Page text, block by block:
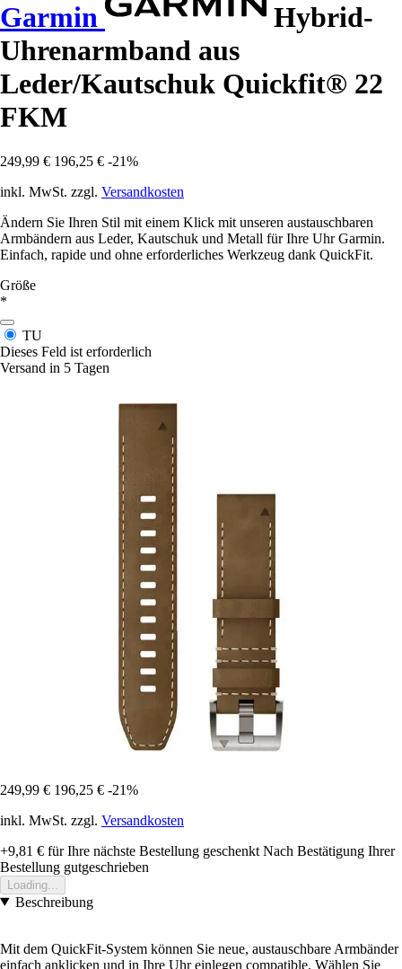
Garmin
Hybrid-
Uhrenarmband aus
Leder/Kautschuk Quickfit® 22
FKM
249,99 € 196,25 € -21%
inkl. MwSt. zzgl. Versandkosten
Ändern Sie Ihren Stil mit einem Klick mit unseren austauschbaren
Armbändern aus Leder, Kautschuk und Metall für Ihre Uhr Garmin.
Einfach, rapide und ohne erforderliches Werkzeug dank QuickFit.
Größe
*
TU
Dieses Feld ist erforderlich
Versand in 5 Tagen
249,99 € 196,25 € -21%
inkl. MwSt. zzgl. Versandkosten
+9,81 € für Ihre nächste Bestellung geschenkt Nach Bestätigung Ihrer
Bestellung gutgeschrieben
Loading...
Beschreibung
Mit dem QuickFit-System können Sie neue, austauschbare Armbänder
einfach anklicken und in Ihre Uhr einlegen compatible. Wählen Sie